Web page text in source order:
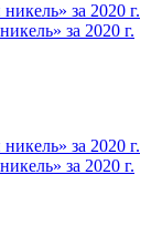
за 2020 г.
за 2020 г.
за 2020 г.
за 2020 г.